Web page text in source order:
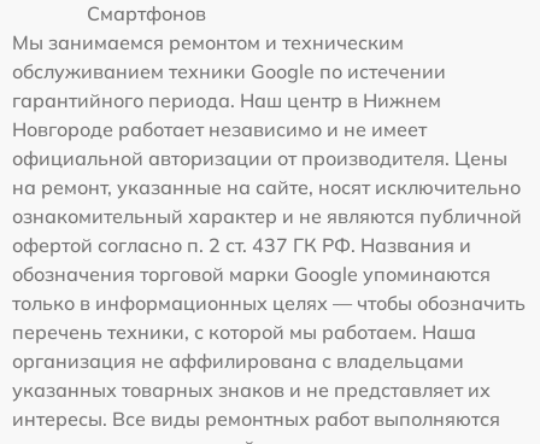
Смартфонов
Мы занимаемся ремонтом и техническим
обслуживанием техники Google по истечении
гарантийного периода. Наш центр в Нижнем
Новгороде работает независимо и не имеет
официальной авторизации от производителя. Цены
на ремонт, указанные на сайте, носят исключительно
ознакомительный характер и не являются публичной
офертой согласно п. 2 ст. 437 ГК РФ. Названия и
обозначения торговой марки Google упоминаются
только в информационных целях — чтобы обозначить
перечень техники, с которой мы работаем. Наша
организация не аффилирована с владельцами
указанных товарных знаков и не представляет их
интересы. Все виды ремонтных работ выполняются